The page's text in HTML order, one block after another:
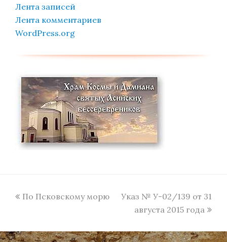
Лента записей
Лента комментариев
WordPress.org
previous
По Псковскому морю
next
post:
Указ № У-02/139 от 31
августа 2015 года